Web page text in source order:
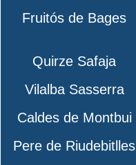
Fruitós de Bages
Quirze Safaja
Vilalba Sasserra
Caldes de Montbui
Pere de Riudebitlles